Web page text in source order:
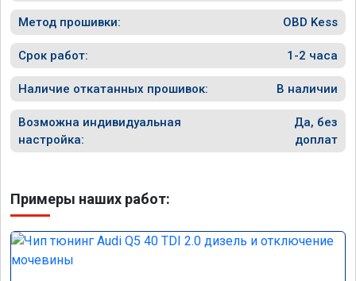
Метод прошивки: OBD Kess
Срок работ: 1-2 часа
Наличие откатанных прошивок: В наличии
Возможна индивидуальная
настройка:
Да, без
доплат
Примеры наших работ: